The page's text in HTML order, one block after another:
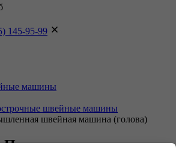
145-95-99
машины
швейные машины
швейная машина (голова)
Промышленная